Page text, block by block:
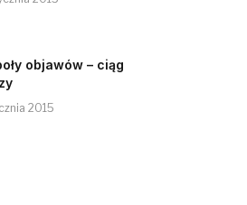
objawów – ciąg
2015